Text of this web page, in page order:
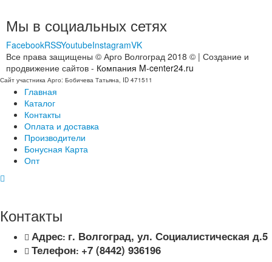
Мы в социальных сетях
FacebookRSSYoutubeInstagramVK
Все права защищены © Арго Волгоград 2018 © | Создание и
продвижение сайтов - Компания M-center24.ru
Сайт участника Арго: Бобичева Татьяна, ID 471511
Главная
Каталог
Контакты
Оплата и доставка
Производители
Бонусная Карта
Опт
Контакты
Адрес: г. Волгоград, ул. Социалистическая д.5
Телефон: +7 (8442) 936196